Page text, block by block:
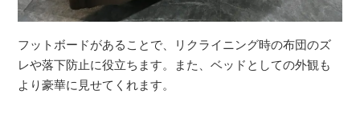
フットボードがあることで、リクライニング時の布団のズ
レや落下防止に役立ちます。また、ベッドとしての外観も
より豪華に見せてくれます。